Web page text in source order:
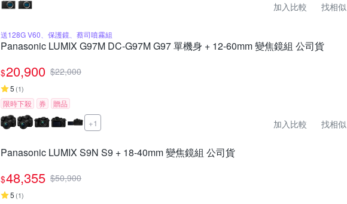
加入比較 找相似
送128G V60、保護鏡、蔡司噴霧組
Panasonic LUMIX G97M DC-G97M G97 單機身 + 12-60mm 變焦鏡組 公司貨
$20,900 $22,000
5 (1)
限時下殺 券 贈品
+1 加入比較 找相似
Panasonic LUMIX S9N S9 + 18-40mm 變焦鏡組 公司貨
$48,355 $50,900
5 (1)